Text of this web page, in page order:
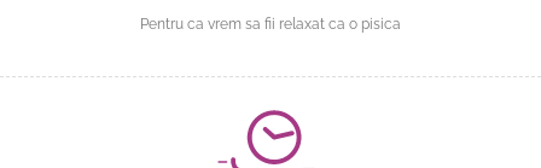
Pentru ca vrem sa fii relaxat ca o pisica